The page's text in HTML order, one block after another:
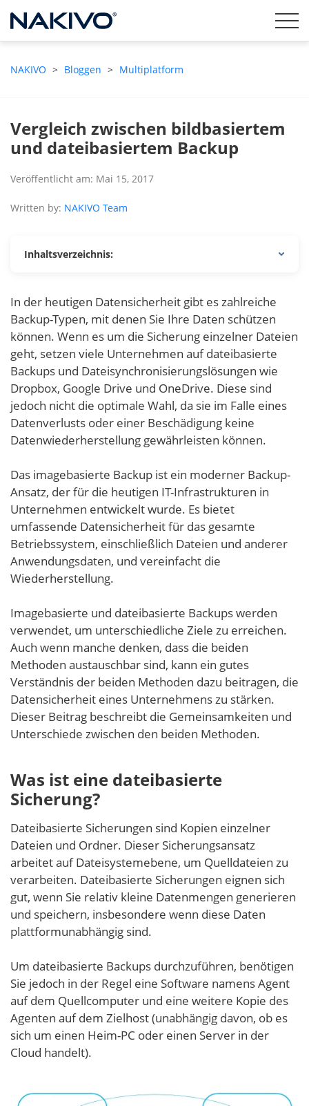
NAKIVO > Bloggen > Multiplatform
Vergleich zwischen bildbasiertem
und dateibasiertem Backup
Veröffentlicht am: Mai 15, 2017
Written by: NAKIVO Team
Inhaltsverzeichnis:
In der heutigen Datensicherheit gibt es zahlreiche
Backup-Typen, mit denen Sie Ihre Daten schützen
können. Wenn es um die Sicherung einzelner Dateien
geht, setzen viele Unternehmen auf dateibasierte
Backups und Dateisynchronisierungslösungen wie
Dropbox, Google Drive und OneDrive. Diese sind
jedoch nicht die optimale Wahl, da sie im Falle eines
Datenverlusts oder einer Beschädigung keine
Datenwiederherstellung gewährleisten können.
Das imagebasierte Backup ist ein moderner Backup-
Ansatz, der für die heutigen IT-Infrastrukturen in
Unternehmen entwickelt wurde. Es bietet
umfassende Datensicherheit für das gesamte
Betriebssystem, einschließlich Dateien und anderer
Anwendungsdaten, und vereinfacht die
Wiederherstellung.
Imagebasierte und dateibasierte Backups werden
verwendet, um unterschiedliche Ziele zu erreichen.
Auch wenn manche denken, dass die beiden
Methoden austauschbar sind, kann ein gutes
Verständnis der beiden Methoden dazu beitragen, die
Datensicherheit eines Unternehmens zu stärken.
Dieser Beitrag beschreibt die Gemeinsamkeiten und
Unterschiede zwischen den beiden Methoden.
Was ist eine dateibasierte
Sicherung?
Dateibasierte Sicherungen sind Kopien einzelner
Dateien und Ordner. Dieser Sicherungsansatz
arbeitet auf Dateisystemebene, um Quelldateien zu
verarbeiten. Dateibasierte Sicherungen eignen sich
gut, wenn Sie relativ kleine Datenmengen generieren
und speichern, insbesondere wenn diese Daten
plattformunabhängig sind.
Um dateibasierte Backups durchzuführen, benötigen
Sie jedoch in der Regel eine Software namens Agent
auf dem Quellcomputer und eine weitere Kopie des
Agenten auf dem Zielhost (unabhängig davon, ob es
sich um einen Heim-PC oder einen Server in der
Cloud handelt).